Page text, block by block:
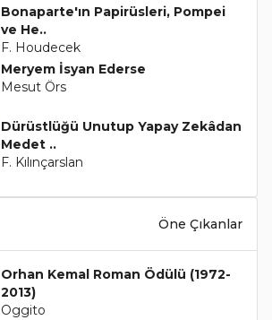
Bonaparte'ın Papirüsleri, Pompei
ve He..
F. Houdecek
Meryem İsyan Ederse
Mesut Örs
Dürüstlüğü Unutup Yapay Zekâdan
Medet ..
F. Kılınçarslan
Öne Çıkanlar
Orhan Kemal Roman Ödülü (1972-
2013)
Oggito